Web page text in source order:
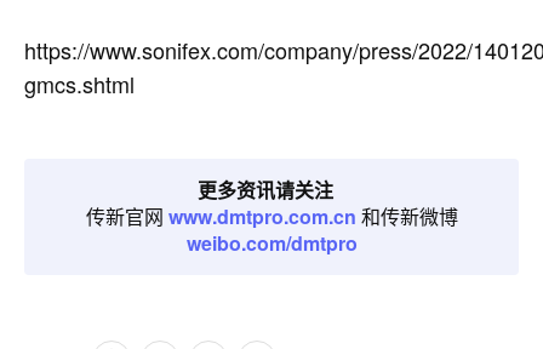
https://www.sonifex.com/company/press/2022/
gmcs.shtml
更多资讯请关注
传新官网 www.dmtpro.com.cn 和传新微博
weibo.com/dmtpro